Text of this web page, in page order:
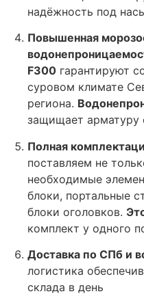
надёжность под
Повышенная
F300 гарантируют
суровом климате
региона.
защищает арматуру
Полная
поставляем не
необходимые
блоки, портальные
блоки оголовков.
комплект у одного
Доставка по СПб и
логистика
склада в день